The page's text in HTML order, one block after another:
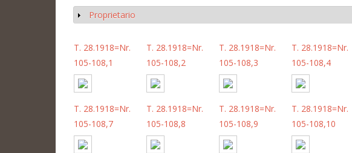
Mostrar
Proprietario
T. 28.1918=Nr.
105-108,1
T. 28.1918=Nr.
105-108,2
T. 28.1918=Nr.
105-108,3
T. 28.1918=Nr.
105-108,4
T. 28.1918=Nr.
105-108,7
T. 28.1918=Nr.
105-108,8
T. 28.1918=Nr.
105-108,9
T. 28.1918=Nr.
105-108,10